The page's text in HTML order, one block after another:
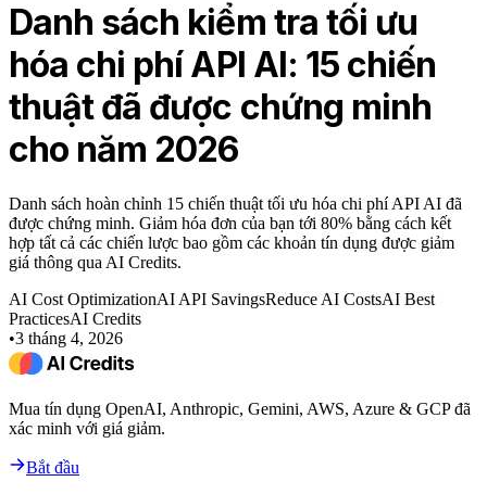
Danh sách kiểm tra tối ưu
hóa chi phí API AI: 15 chiến
thuật đã được chứng minh
cho năm 2026
Danh sách hoàn chỉnh 15 chiến thuật tối ưu hóa chi phí API AI đã
được chứng minh. Giảm hóa đơn của bạn tới 80% bằng cách kết
hợp tất cả các chiến lược bao gồm các khoản tín dụng được giảm
giá thông qua AI Credits.
AI Cost OptimizationAI API SavingsReduce AI CostsAI Best
PracticesAI Credits
•3 tháng 4, 2026
Mua tín dụng OpenAI, Anthropic, Gemini, AWS, Azure & GCP đã
xác minh với giá giảm.
Bắt đầu